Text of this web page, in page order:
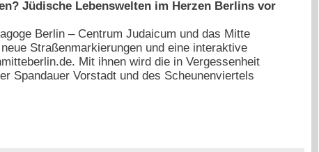
Jüdische Lebenswelten im Herzen Berlins vor
Berlin – Centrum Judaicum und das Mitte
Straßenmarkierungen und eine interaktive
Mit ihnen wird die in Vergessenheit
Spandauer Vorstadt und des Scheunenviertels